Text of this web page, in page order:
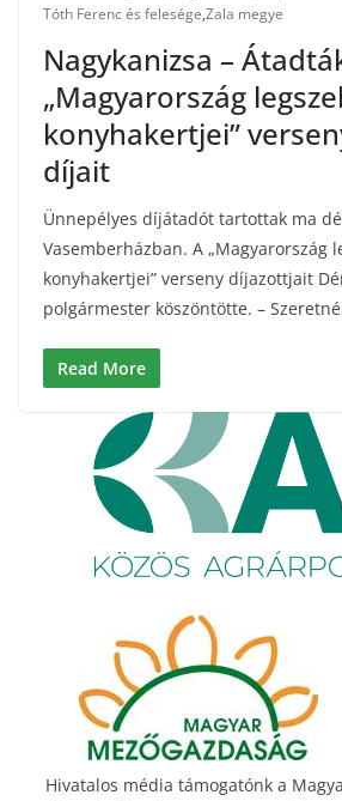
Tóth Ferenc és felesége,Zala megye
Nagykanizsa –
„Magyarország
konyhakertjei”
díjait
Ünnepélyes díjátadót tartottak ma
Vasemberházban. A „Magyarország
konyhakertjei” verseny díjazottjait
polgármester köszöntötte. –
Read More
Hivatalos média támogatónk a